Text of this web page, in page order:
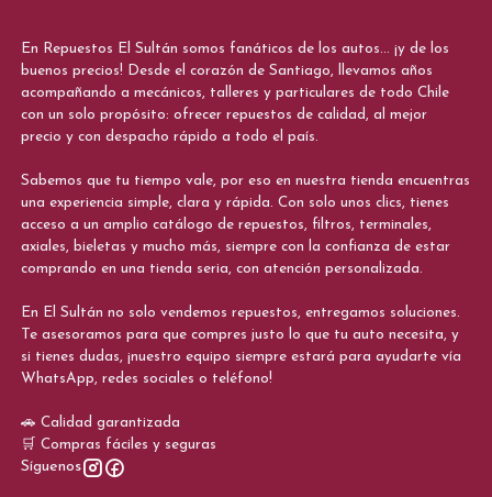
En Repuestos El Sultán somos fanáticos de los autos... ¡y de los
buenos precios! Desde el corazón de Santiago, llevamos años
acompañando a mecánicos, talleres y particulares de todo Chile
con un solo propósito: ofrecer repuestos de calidad, al mejor
precio y con despacho rápido a todo el país.
Sabemos que tu tiempo vale, por eso en nuestra tienda encuentras
una experiencia simple, clara y rápida. Con solo unos clics, tienes
acceso a un amplio catálogo de repuestos, filtros, terminales,
axiales, bieletas y mucho más, siempre con la confianza de estar
comprando en una tienda seria, con atención personalizada.
En El Sultán no solo vendemos repuestos, entregamos soluciones.
Te asesoramos para que compres justo lo que tu auto necesita, y
si tienes dudas, ¡nuestro equipo siempre estará para ayudarte vía
WhatsApp, redes sociales o teléfono!
🚗 Calidad garantizada
🛒 Compras fáciles y seguras
Síguenos